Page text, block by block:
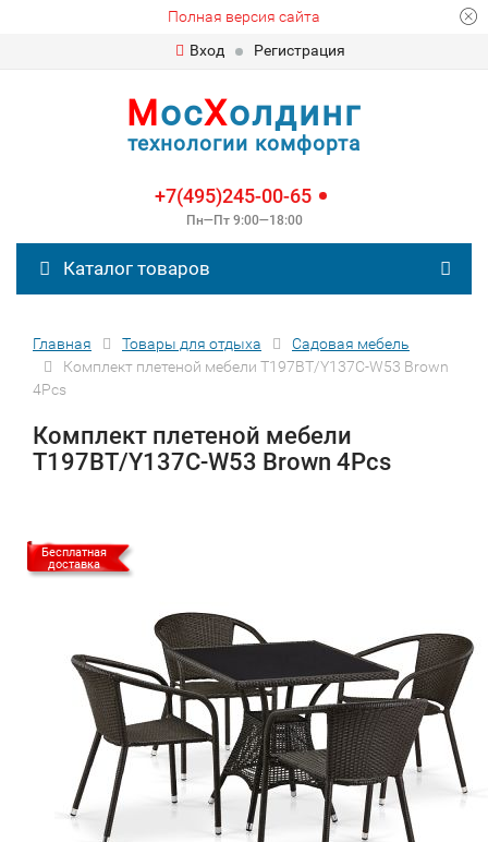
Полная версия сайта
Вход
Регистрация
МосХолдинг
технологии комфорта
+7(495)245-00-65
Пн—Пт 9:00—18:00
Каталог товаров
Главная Товары для отдыха
Садовая мебель
Комплект плетеной мебели T197BT/Y137C-W53 Brown
4Pcs
Комплект плетеной мебели
T197BT/Y137C-W53 Brown 4Pcs
Бесплатная
доставка